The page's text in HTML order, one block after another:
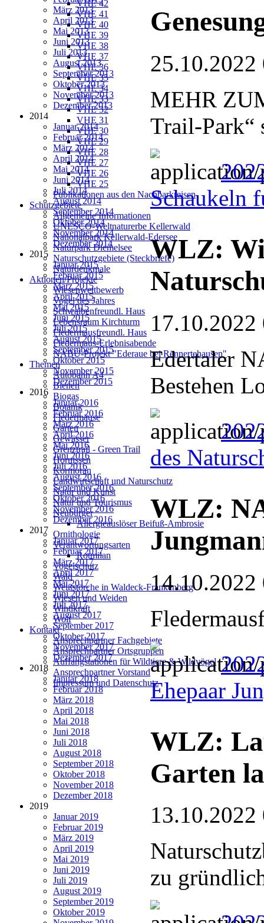
VHE 42
VHE 41
VHE 40
VHE 39
VHE 38
VHE 37
VHE 36
VHE 35
VHE 34
VHE 33
VHE 32
VHE 31
VHE 30
VHE 29
VHE 28
VHE 27
VHE 26
VHE 25
Publikationen aus den Nachbarkreisen
Schutzgebiete
Allgemeine Informationen
UNESCO-Weltnaturerbe Kellerwald
Nationalpark Kellerwald-Edersee
Naturpark Diemelsee
Naturschutzgebiete (Steckbriefe)
Naturdenkmale
Aktionen/Projekte
Wiesenwettbewerb
Vogel des Jahres
Schwalbenfreundl. Haus
Lebensraum Kirchturm
Fledermausfreundl. Haus
Fledermaus-Erlebnisabende
NABU-Projekt "Ederaue bei Rennertehausen"
Themen
Autobahn A4
Bienen
Biogas
Botanik
Fledermäuse
Garten
Gewässer
Grenztrail - Green Trail
Hornissen
Kormoran
Landwirtschaft und Naturschutz
Natur und Kunst
Natur und Tourismus
Neubürger
Allergieauslöser Beifuß-Ambrosie
Ornithologie
Verantwortungsarten
Rotmilan
Vogelschutz
Wald
Weißstörche in Waldeck-Frankenberg
Wiesen und Weiden
Windkraft
Wolf
Kontakt
Ansprechpartner Fachgebiete
Ansprechpartner Ortsgruppen
Auffangstationen für Wildtiere & Wildvögel
Ansprechpartner Vorstand
Impressum und Datenschutz
März 2013
April 2013
Mai 2013
Juni 2013
Juli 2013
August 2013
September 2013
Oktober 2013
November 2013
Dezember 2013
2014
Januar 2014
Februar 2014
März 2014
April 2014
Mai 2014
Juni 2014
Juli 2014
August 2014
September 2014
Oktober 2014
November 2014
Dezember 2014
2015
Januar 2015
Februar 2015
März 2015
April 2015
Mai 2015
Juni 2015
Juli 2015
August 2015
September 2015
Oktober 2015
November 2015
Dezember 2015
2016
Januar 2016
Februar 2016
März 2016
April 2016
Mai 2016
Juni 2016
Juli 2016
August 2016
September 2016
Oktober 2016
November 2016
Dezember 2016
2017
Januar 2017
Februar 2017
März 2017
April 2017
Mai 2017
Juni 2017
Juli 2017
August 2017
September 2017
Oktober 2017
November 2017
Dezember 2017
2018
Januar 2018
Februar 2018
März 2018
April 2018
Mai 2018
Juni 2018
Juli 2018
August 2018
September 2018
Oktober 2018
November 2018
Dezember 2018
2019
Januar 2019
Februar 2019
März 2019
April 2019
Mai 2019
Juni 2019
Juli 2019
August 2019
September 2019
Oktober 2019
25.10.2022
MEHR
Trail-Park“
Schaukeln
WLZ:
17.10.2022
Edertaler
Bestehen
des
WLZ:
14.10.2022
Ehepaar
WLZ:
Garten
13.10.2022
zu